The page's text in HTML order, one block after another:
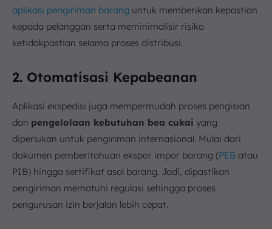
aplikasi pengiriman barang untuk memberikan kepastian
kepada pelanggan serta meminimalisir risiko
ketidakpastian selama proses distribusi.
2. Otomatisasi Kepabeanan
Aplikasi ekspedisi juga mempermudah proses pengisian
dan pengelolaan kebutuhan bea cukai yang
diperlukan untuk pengiriman internasional. Mulai dari
dokumen pemberitahuan ekspor impor barang (PEB atau
PIB) hingga sertifikat asal barang. Jadi, dipastikan
pengiriman mematuhi regulasi sehingga proses
pengurusan izin berjalan lebih cepat.